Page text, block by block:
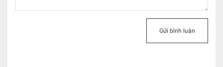
Gửi bình luận